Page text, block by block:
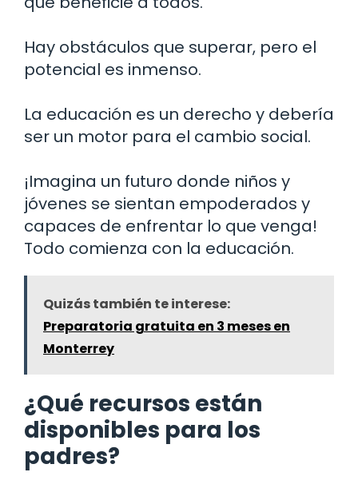
Hay obstáculos que superar, pero el
potencial es inmenso.
La educación es un derecho y debería
ser un motor para el cambio social.
¡Imagina un futuro donde niños y
jóvenes se sientan empoderados y
capaces de enfrentar lo que venga!
Todo comienza con la educación.
Quizás también te interese:
Preparatoria gratuita en 3 meses en
Monterrey
¿Qué recursos están
disponibles para los
padres?